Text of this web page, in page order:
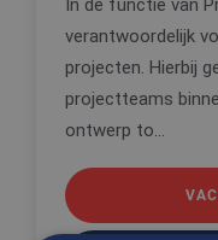
In de functie van
verantwoordelijk
projecten. Hierbij
projectteams
ontwerp to...